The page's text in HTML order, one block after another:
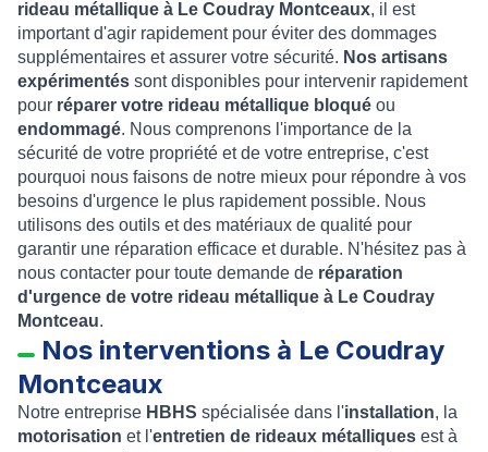
rideau métallique à Le Coudray Montceaux, il est
important d'agir rapidement pour éviter des dommages
supplémentaires et assurer votre sécurité. Nos artisans
expérimentés sont disponibles pour intervenir rapidement
pour réparer votre rideau métallique bloqué ou
endommagé. Nous comprenons l'importance de la
sécurité de votre propriété et de votre entreprise, c'est
pourquoi nous faisons de notre mieux pour répondre à vos
besoins d'urgence le plus rapidement possible. Nous
utilisons des outils et des matériaux de qualité pour
garantir une réparation efficace et durable. N'hésitez pas à
nous contacter pour toute demande de réparation
d'urgence de votre rideau métallique à Le Coudray
Montceau.
Nos interventions à Le Coudray
Montceaux
Notre entreprise HBHS spécialisée dans l'installation, la
motorisation et l'entretien de rideaux métalliques est à